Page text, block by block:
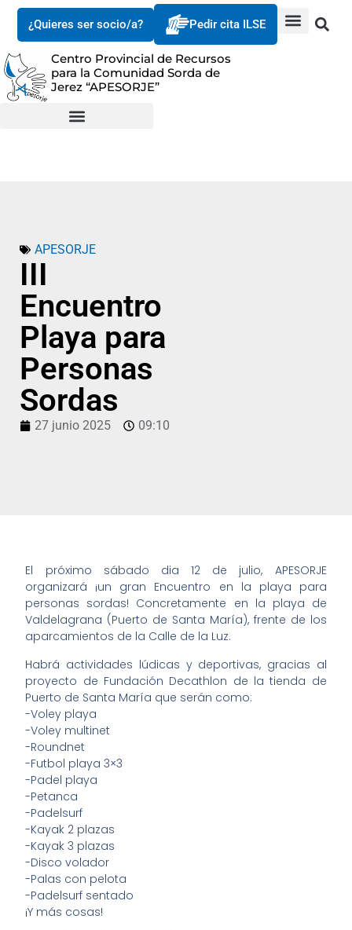
¿Quieres ser socio/a? Pedir cita ILSE
Centro Provincial de Recursos
para la Comunidad Sorda de
Jerez “APESORJE”
APESORJE
III
Encuentro
Playa para
Personas
Sordas
27 junio 2025 09:10
El próximo sábado dia 12 de julio, APESORJE
organizará ¡un gran Encuentro en la playa para
personas sordas! Concretamente en la playa de
Valdelagrana (Puerto de Santa María), frente de los
aparcamientos de la Calle de la Luz.
Habrá actividades lúdicas y deportivas, gracias al
proyecto de Fundación Decathlon de la tienda de
Puerto de Santa María que serán como:
-Voley playa
-Voley multinet
-Roundnet
-Futbol playa 3×3
-Padel playa
-Petanca
-Padelsurf
-Kayak 2 plazas
-Kayak 3 plazas
-Disco volador
-Palas con pelota
-Padelsurf sentado
¡Y más cosas!